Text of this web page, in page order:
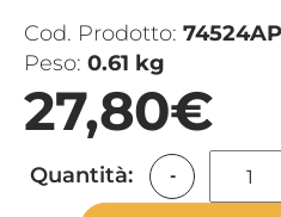
Cod. Prodotto:
Peso: 0.61 kg
27,80€
Quantità: -